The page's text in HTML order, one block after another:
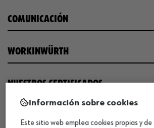
COMUNICACIÓN
WORKINWÜRTH
NUESTROS CERTIFICADOS
Información sobre cookies
Este sitio web emplea cookies propias y